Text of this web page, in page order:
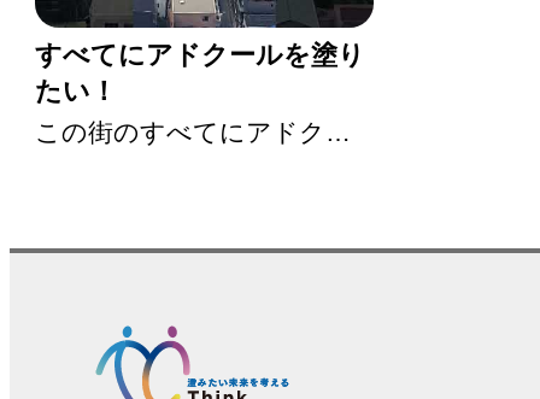
すべてにアドクールを塗り
たい！
この街のすべてにアドクー